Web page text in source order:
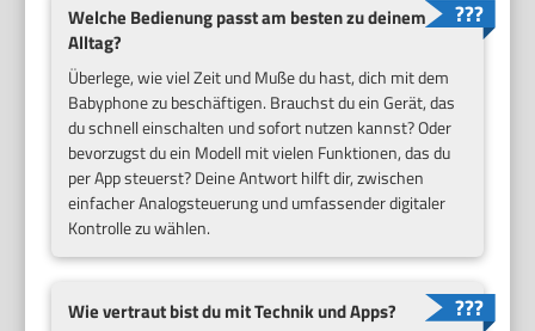
Welche Bedienung passt am besten zu deinem
Alltag?
Überlege, wie viel Zeit und Muße du hast, dich mit dem
Babyphone zu beschäftigen. Brauchst du ein Gerät, das
du schnell einschalten und sofort nutzen kannst? Oder
bevorzugst du ein Modell mit vielen Funktionen, das du
per App steuerst? Deine Antwort hilft dir, zwischen
einfacher Analogsteuerung und umfassender digitaler
Kontrolle zu wählen.
Wie vertraut bist du mit Technik und Apps?